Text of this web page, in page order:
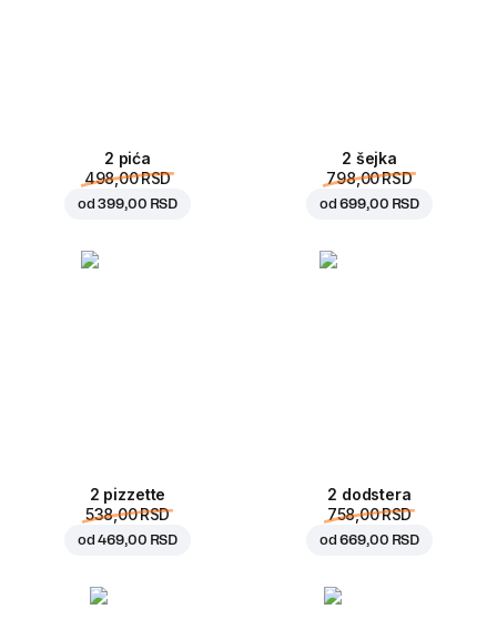
2 pića
498,00 RSD
od399,00 RSD
2 šejka
798,00 RSD
od699,00 RSD
2 pizzette
538,00 RSD
od469,00 RSD
2 dodstera
758,00 RSD
od669,00 RSD